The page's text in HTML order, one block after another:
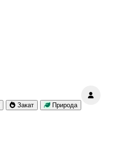
Закат Природа